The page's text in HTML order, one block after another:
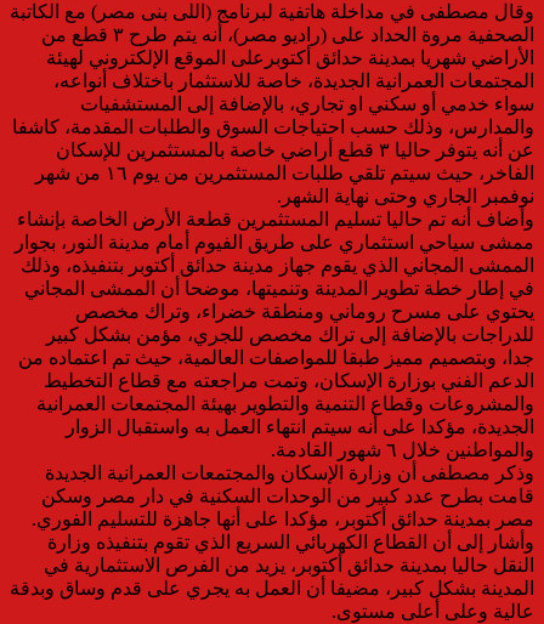
وقال مصطفى في مداخلة هاتفية لبرنامج (اللى بنى مصر) مع الكاتبة
الصحفية مروة الحداد على (راديو مصر)، أنه يتم طرح ٣ قطع من
الأراضي شهريا بمدينة حدائق أكتوبرعلى الموقع الإلكتروني لهيئة
المجتمعات العمرانية الجديدة، خاصة للاستثمار باختلاف أنواعه،
سواء خدمي أو سكني او تجاري، بالإضافة إلى المستشفيات
والمدارس، وذلك حسب احتياجات السوق والطلبات المقدمة، كاشفا
عن أنه يتوفر حاليا ٣ قطع أراضي خاصة بالمستثمرين للإسكان
الفاخر، حيث سيتم تلقي طلبات المستثمرين من يوم ١٦ من شهر
نوفمبر الجاري وحتى نهاية الشهر.
وأضاف أنه تم حاليا تسليم المستثمرين قطعة الأرض الخاصة بإنشاء
ممشى سياحي استثماري على طريق الفيوم أمام مدينة النور، بجوار
الممشى المجاني الذي يقوم جهاز مدينة حدائق أكتوبر بتنفيذه، وذلك
في إطار خطة تطوير المدينة وتنميتها، موضحا أن الممشى المجاني
يحتوي على مسرح روماني ومنطقة خضراء، وتراك مخصص
للدراجات بالإضافة إلى تراك مخصص للجري، مؤمن بشكل كبير
جدا، وبتصميم مميز طبقا للمواصفات العالمية، حيث تم اعتماده من
الدعم الفني بوزارة الإسكان، وتمت مراجعته مع قطاع التخطيط
والمشروعات وقطاع التنمية والتطوير بهيئة المجتمعات العمرانية
الجديدة، مؤكدا على أنه سيتم انتهاء العمل به واستقبال الزوار
والمواطنين خلال ٦ شهور القادمة.
وذكر مصطفى أن وزارة الإسكان والمجتمعات العمرانية الجديدة
قامت بطرح عدد كبير من الوحدات السكنية في دار مصر وسكن
مصر بمدينة حدائق أكتوبر، مؤكدا على أنها جاهزة للتسليم الفوري.
وأشار إلى أن القطاع الكهربائي السريع الذي تقوم بتنفيذه وزارة
النقل حاليا بمدينة حدائق أكتوبر، يزيد من الفرص الاستثمارية في
المدينة بشكل كبير، مضيفا أن العمل به يجري على قدم وساق وبدقة
عالية وعلى أعلى مستوى.